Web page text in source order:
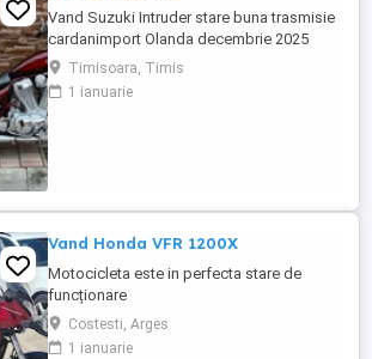
Vand Suzuki Intruder stare buna trasmisie
cardanimport Olanda decembrie 2025
inmatriculat RO IN FEBRUARIE Nu raspund
la mesaje.Schimb cu ATV plus sau minus
diferenta
Timisoara, Timis
1 ianuarie
Vand Honda VFR 1200X
Motocicleta este in perfecta stare de
funcționare
Costesti, Arges
1 ianuarie